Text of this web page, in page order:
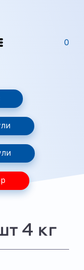
0
4 кг